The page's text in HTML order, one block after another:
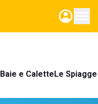
Baie e CaletteLe